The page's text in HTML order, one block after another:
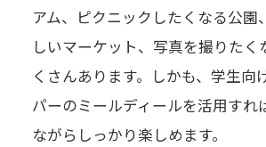
アム、ピクニックしたくなる公園
しいマーケット、写真を撮りたく
くさんあります。しかも、学生向
パーのミールディールを活用すれ
ながらしっかり楽しめます。